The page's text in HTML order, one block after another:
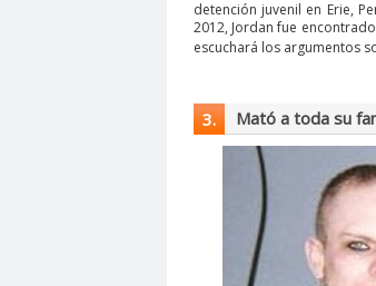
detención juvenil en Erie,
2012, Jordan fue
escuchará los argumentos
3. Mató a toda su